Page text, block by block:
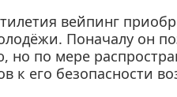
вейпинг
Поначалу он
но по мере
к его безопасности